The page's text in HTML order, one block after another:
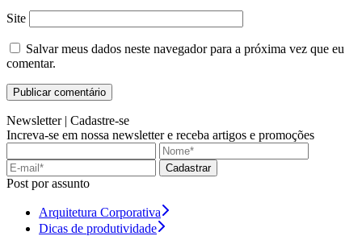
Site
Salvar meus dados neste navegador para a próxima vez que eu
comentar.
Newsletter | Cadastre-se
Increva-se em nossa newsletter e receba artigos e promoções
Cadastrar
Post por assunto
Arquitetura Corporativa
Dicas de produtividade